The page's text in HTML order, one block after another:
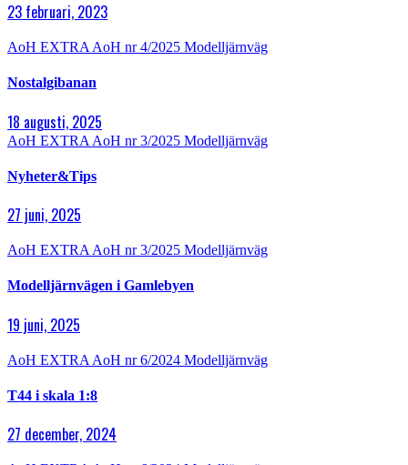
23 februari, 2023
AoH EXTRA AoH nr 4/2025 Modelljärnväg
Nostalgibanan
18 augusti, 2025
AoH EXTRA AoH nr 3/2025 Modelljärnväg
Nyheter&Tips
27 juni, 2025
AoH EXTRA AoH nr 3/2025 Modelljärnväg
Modelljärnvägen i Gamlebyen
19 juni, 2025
AoH EXTRA AoH nr 6/2024 Modelljärnväg
T44 i skala 1:8
27 december, 2024